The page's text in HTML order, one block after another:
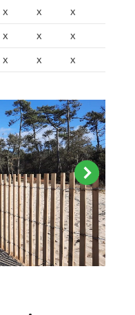
x x x
x x x
x x x